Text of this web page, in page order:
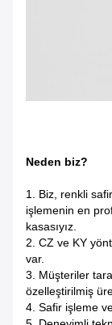
Neden biz?
1. Biz, renkli
işlemenin en
kasasıyız.
2. CZ ve KY
var.
3. Müşteriler
özelleştirilmiş
4. Safir işleme